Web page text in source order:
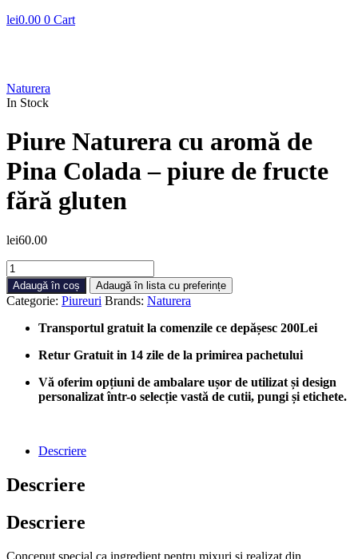
lei0.00 0 Cart
Naturera
In Stock
Piure Naturera cu aromă de
Pina Colada – piure de fructe
fără gluten
lei60.00
Cantitate
Piure
Naturera
cu
aromă
Pina
gluten
Adaugă în coș Adaugă în lista cu preferințe
Categorie: Piureuri Brands: Naturera
Transportul gratuit la comenzile ce depășesc 200Lei
Retur Gratuit in 14 zile de la primirea pachetului
Vă oferim opțiuni de ambalare ușor de utilizat și design
personalizat într-o selecție vastă de cutii, pungi și etichete.
Descriere
Descriere
Descriere
Conceput special ca ingredient pentru mixuri și realizat din